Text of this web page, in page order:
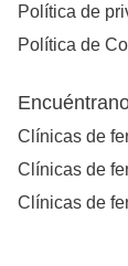
Política de
Política de
Clínicas de
Clínicas de
Clínicas de